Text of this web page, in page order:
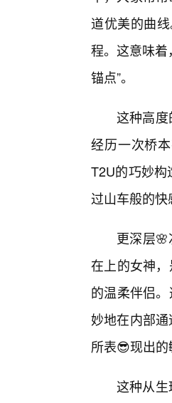
道优美的曲
程。这意味
锚点”。
这种高
经历一次桥
T2U的巧妙
过山车般的快
更深层
在上的女神
的温柔伴侣
妙地在内部
所表😎现出的
这种从